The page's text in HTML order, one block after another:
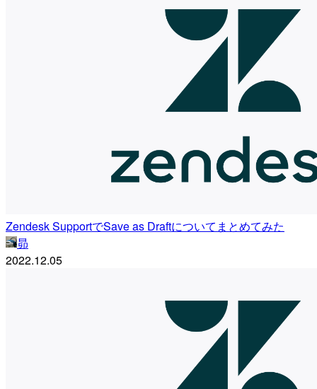
Zendesk SupportでSave as Draftについてまとめてみた
昴
2022.12.05